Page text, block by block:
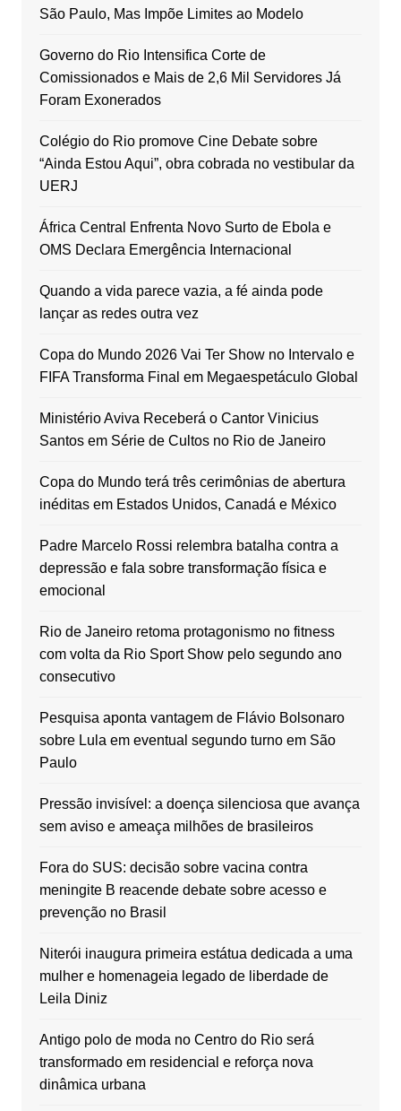
São Paulo, Mas Impõe Limites ao Modelo
Governo do Rio Intensifica Corte de
Comissionados e Mais de 2,6 Mil Servidores Já
Foram Exonerados
Colégio do Rio promove Cine Debate sobre
“Ainda Estou Aqui”, obra cobrada no vestibular da
UERJ
África Central Enfrenta Novo Surto de Ebola e
OMS Declara Emergência Internacional
Quando a vida parece vazia, a fé ainda pode
lançar as redes outra vez
Copa do Mundo 2026 Vai Ter Show no Intervalo e
FIFA Transforma Final em Megaespetáculo Global
Ministério Aviva Receberá o Cantor Vinicius
Santos em Série de Cultos no Rio de Janeiro
Copa do Mundo terá três cerimônias de abertura
inéditas em Estados Unidos, Canadá e México
Padre Marcelo Rossi relembra batalha contra a
depressão e fala sobre transformação física e
emocional
Rio de Janeiro retoma protagonismo no fitness
com volta da Rio Sport Show pelo segundo ano
consecutivo
Pesquisa aponta vantagem de Flávio Bolsonaro
sobre Lula em eventual segundo turno em São
Paulo
Pressão invisível: a doença silenciosa que avança
sem aviso e ameaça milhões de brasileiros
Fora do SUS: decisão sobre vacina contra
meningite B reacende debate sobre acesso e
prevenção no Brasil
Niterói inaugura primeira estátua dedicada a uma
mulher e homenageia legado de liberdade de
Leila Diniz
Antigo polo de moda no Centro do Rio será
transformado em residencial e reforça nova
dinâmica urbana